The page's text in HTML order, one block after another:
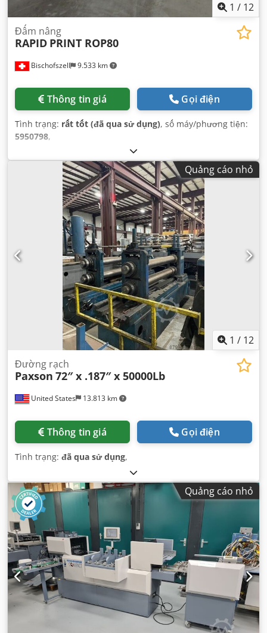
1 / 12
Bischofszell 9.533 km
Đấm nâng
RAPID PRINT ROP80
Thông tin giá Gọi điện
Tình trạng: rất tốt (đã qua sử dụng), số máy/phương tiện:
5950798,
Quảng cáo nhỏ
1 / 12
United States 13.813 km
Đường rạch
Paxson 72″ x .187″ x 50000Lb
Thông tin giá Gọi điện
Tình trạng: đã qua sử dụng,
Quảng cáo nhỏ